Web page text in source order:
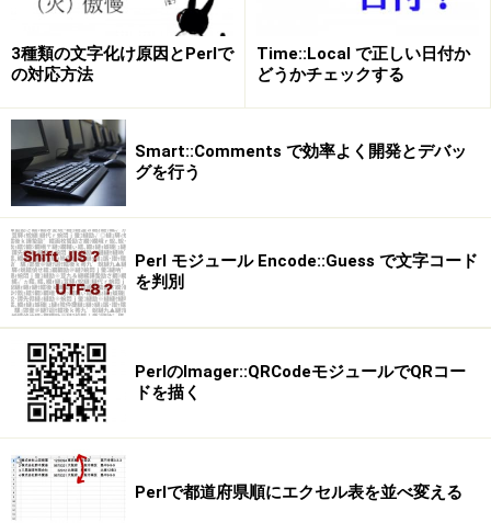
3種類の文字化け原因とPerlで
の対応方法
Time::Local で正しい日付か
どうかチェックする
Smart::Comments で効率よく開発とデバッ
グを行う
Perl モジュール Encode::Guess で文字コード
を判別
PerlのImager::QRCodeモジュールでQRコー
ドを描く
Perlで都道府県順にエクセル表を並べ変える